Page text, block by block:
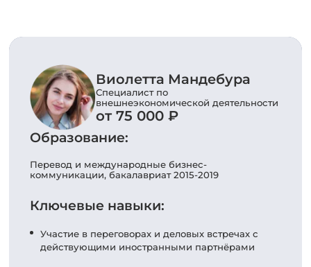
Виолетта Мандебура
Специалист по
внешнеэкономической деятельности
от 75 000 ₽
Образование:
Перевод и международные бизнес-
коммуникации, бакалавриат 2015-2019
Ключевые навыки:
Участие в переговорах и деловых встречах с
действующими иностранными партнёрами